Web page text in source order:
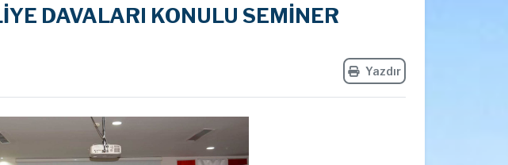
DAVALARI KONULU SEMİNER
Yazdır